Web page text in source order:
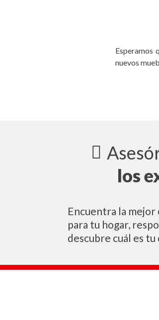
Esperamos
nuevos
los
Encuentra la mejor
para tu hogar,
descubre cuál es